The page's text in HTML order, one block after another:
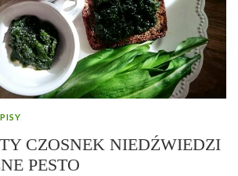
CZOSNEK NIEDŹWIEDZI
PESTO